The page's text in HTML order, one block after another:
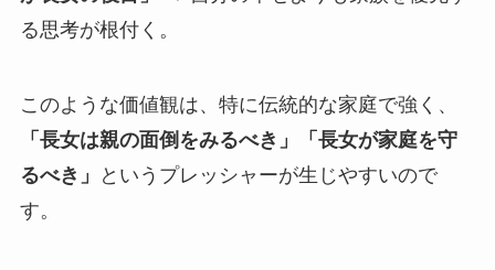
る思考が根付く。
このような価値観は、特に伝統的な家庭で強く、
「長女は親の面倒をみるべき」「長女が家庭を守
るべき」
というプレッシャーが生じやすいので
す。